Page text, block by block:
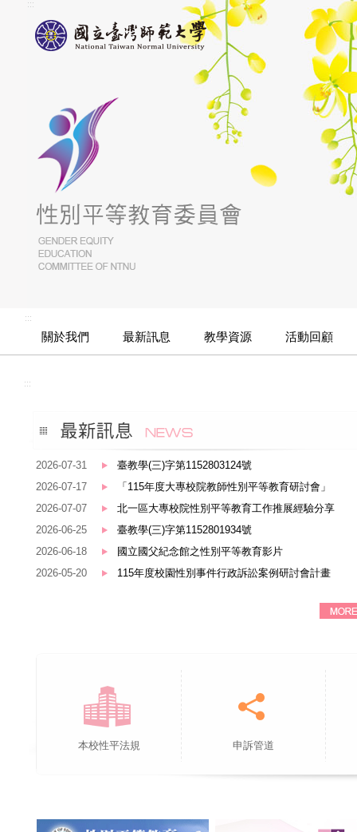
:::
:::
關於我們 最新訊息 教學資源 活動回顧
:::
2026-07-31
臺教學(三)字第1152803124號
2026-07-17
「115年度大專校院教師性別平等教育研討會」
2026-07-07
北一區大專校院性別平等教育工作推展經驗分享
2026-06-25
臺教學(三)字第1152801934號
2026-06-18
國立國父紀念館之性別平等教育影片
2026-05-20
115年度校園性別事件行政訴訟案例研討會計畫
本校性平法規 申訴管道